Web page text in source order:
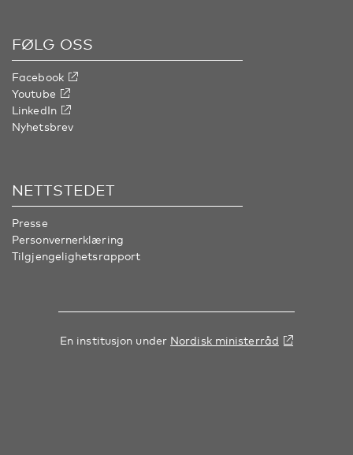
FØLG OSS
Facebook
Youtube
LinkedIn
Nyhetsbrev
NETTSTEDET
Presse
Personvernerklæring
Tilgjengelighetsrapport
En institusjon under Nordisk ministerråd